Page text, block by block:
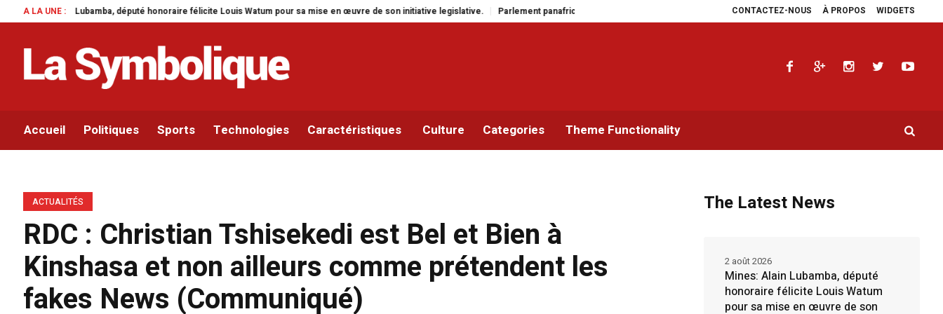
CONTACTEZ-NOUS À PROPOS WIDGETS
A LA UNE :
député honoraire félicite Louis Watum pour sa mise en œuvre de son initiative legislative. Parlement panafricain : à Johannesburg, Aimé Boji Sangara multiplie les plaidoyers en faveur de la RDC. Parlement panafricain :
Accueil Politiques Sports Technologies Caractéristiques Culture Categories Theme Functionality
ACTUALITÉS
RDC : Christian Tshisekedi est Bel et Bien à
Kinshasa et non ailleurs comme prétendent les
fakes News (Communiqué)
The Latest News
Mines: Alain Lubamba, député
honoraire félicite Louis Watum
pour sa mise en œuvre de son
2 août 2026